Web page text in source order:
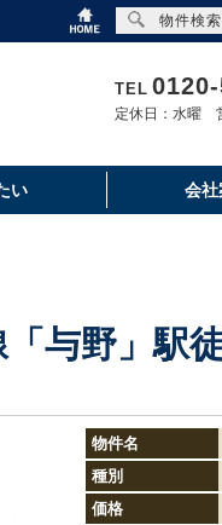
TEL
定休日：水曜
い 会社
与野」駅
物件名
種別
価格
物件検索